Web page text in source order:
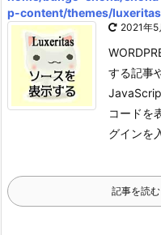
p-content/themes/
2021年5
する記事
コードを
グインを
記事を読む